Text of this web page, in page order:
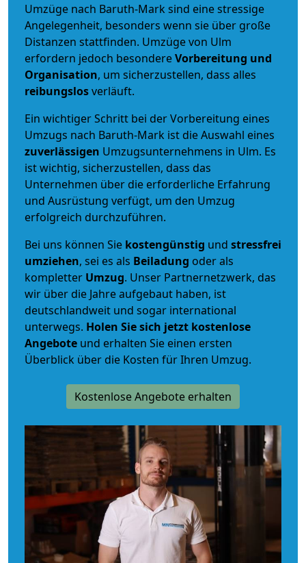
Umzüge nach Baruth-Mark sind eine stressige
Angelegenheit, besonders wenn sie über große
Distanzen stattfinden. Umzüge von Ulm
erfordern jedoch besondereVorbereitung und
Organisation, um sicherzustellen, dass alles
reibungslosverläuft.
Ein wichtiger Schritt bei der Vorbereitung eines
Umzugs nach Baruth-Mark ist die Auswahl eines
zuverlässigen Umzugsunternehmens in Ulm. Es
ist wichtig, sicherzustellen, dass das
Unternehmen über die erforderliche Erfahrung
und Ausrüstung verfügt, um den Umzug
erfolgreich durchzuführen.
Bei uns können Sie kostengünstig und stressfrei
umziehen, sei es als Beiladung oder als
kompletter Umzug. Unser Partnernetzwerk, das
wir über die Jahre aufgebaut haben, ist
deutschlandweit und sogar international
unterwegs. Holen Sie sich jetzt kostenlose
Angebote und erhalten Sie einen ersten
Überblick über die Kosten für Ihren Umzug.
Kostenlose Angebote erhalten